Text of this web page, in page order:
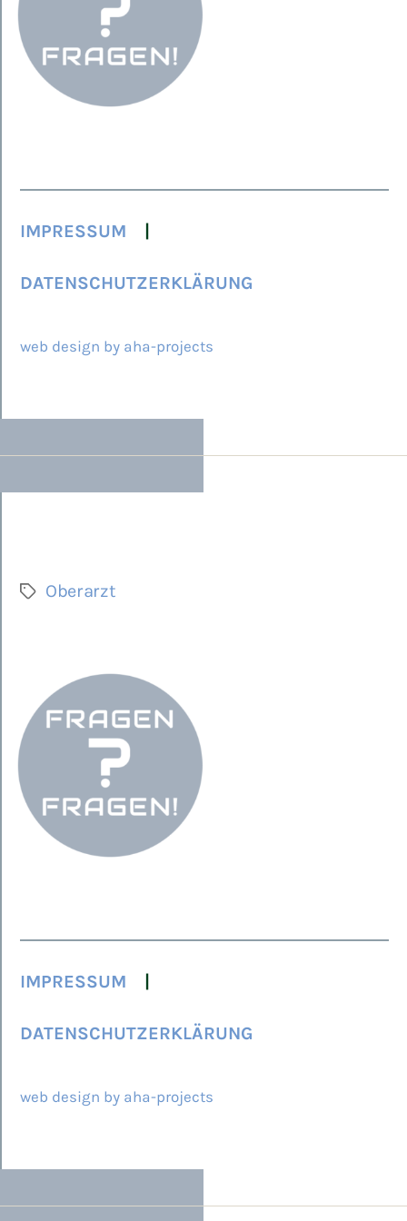
IMPRESSUM
DATENSCHUTZERKLÄRUNG
web design by aha-projects
Schlagwörter
Oberarzt
IMPRESSUM
DATENSCHUTZERKLÄRUNG
web design by aha-projects